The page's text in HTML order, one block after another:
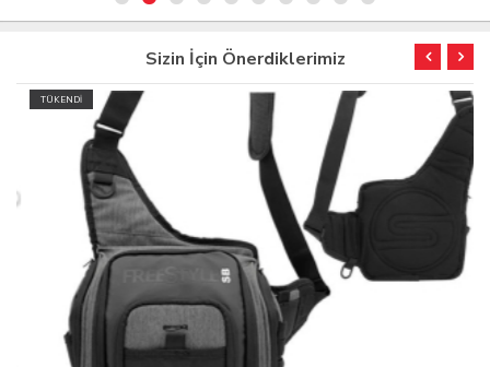
Sizin İçin Önerdiklerimiz
TÜKENDİ